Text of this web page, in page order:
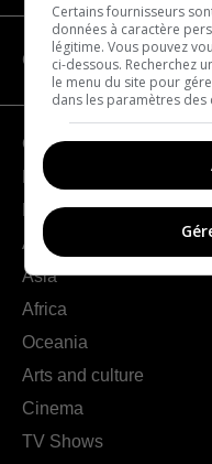
CATEGORIES
Geography
France
Europe
Americas
Asia
Africa
Oceania
Arts and culture
Cinema
TV Shows
Certains fournisseurs
données à caractère
légitime. Vous pouvez
ci-dessous. Recherchez
le menu du site pour
dans les paramètres